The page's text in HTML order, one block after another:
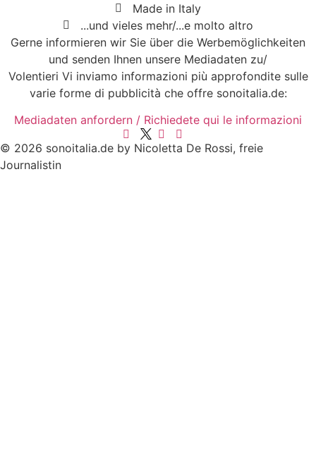
Made in Italy
...und vieles mehr/...e molto altro
Gerne informieren wir Sie über die Werbemöglichkeiten
und senden Ihnen unsere Mediadaten zu/
Volentieri Vi inviamo informazioni più approfondite sulle
varie forme di pubblicità che offre sonoitalia.de:
Mediadaten anfordern / Richiedete qui le informazioni
© 2026 sonoitalia.de by Nicoletta De Rossi, freie
Journalistin